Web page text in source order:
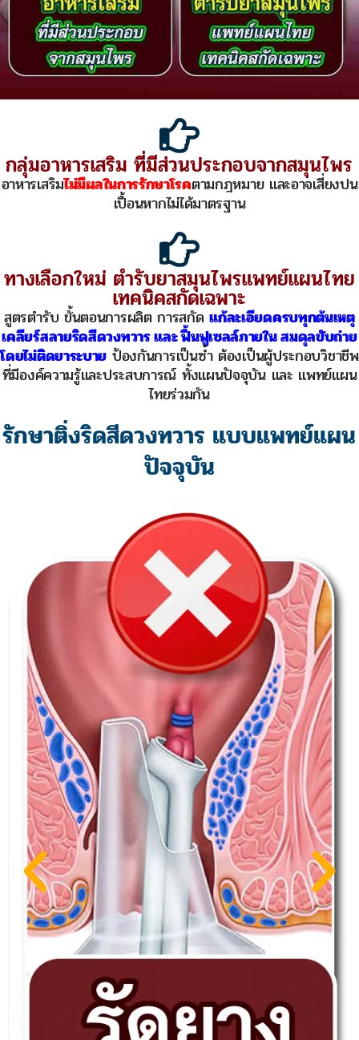
กลุ่มอาหารเสริม ที่มีส่วนประกอบจากสมุนไพร
อาหารเสริมไม่มีผลในการรักษาโรคตามกฎหมาย และอาจเสี่ยงปน
เปื้อนหากไม่ได้มาตรฐาน
ทางเลือกใหม่ ตำรับยาสมุนไพรแพทย์แผนไทย
เทคนิคสกัดเฉพาะ
สูตรตำรับ ขั้นตอนการผลิต การสกัดแก้ละเอียดครบทุกต้นเหตุ
เคลียร์สลายริดสีดวงทวาร และ ฟื้นฟูเซลล์ภายใน สมดุลขับถ่าย
โดยไม่ติดยาระบาย ป้องกันการเป็นซ้ำ ต้องเป็นผู้ประกอบวิชาชีพ
ที่มีองค์ความรู้และประสบการณ์ ทั้งแผนปัจจุบัน และ แพทย์แผน
ไทยร่วมกัน
รักษาติ่งริดสีดวงทวาร แบบแพทย์แผน
ปัจจุบัน